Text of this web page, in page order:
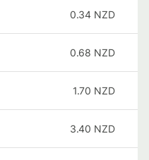
0.34 NZD
0.68 NZD
1.70 NZD
3.40 NZD